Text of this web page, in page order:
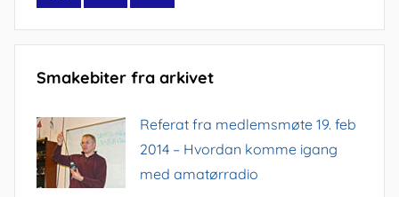
Smakebiter fra arkivet
Referat fra medlemsmøte 19. feb
2014 – Hvordan komme igang
med amatørradio